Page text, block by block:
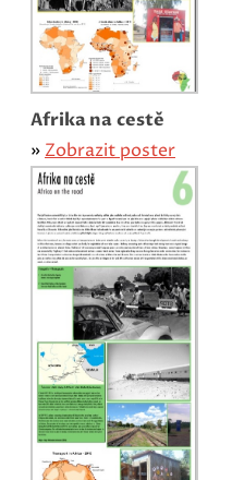
Afrika na cestě
» Zobrazit poster